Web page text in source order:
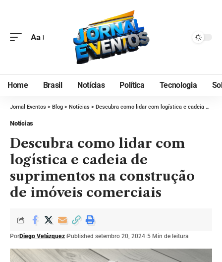
Aa
Home Brasil Notícias Política Tecnologia
Jornal Eventos > Blog > Notícias > Descubra como lidar com logística e cadeia de suprimentos na construção de imóveis comerciais
Notícias
Descubra como lidar com
logística e cadeia de
suprimentos na construção
de imóveis comerciais
PorDiego Velázquez Published setembro 20, 2024 5 Min de leitura